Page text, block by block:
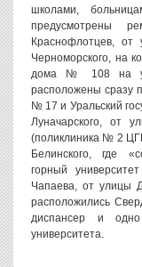
школами,
предусмотрены
Краснофлотцев,
Черноморского, на
дома № 108 на
расположены сразу
№ 17 и Уральский
Луначарского, от
(поликлиника № 2
Белинского, где
горный
Чапаева, от улицы
расположились
диспансер и
университета.